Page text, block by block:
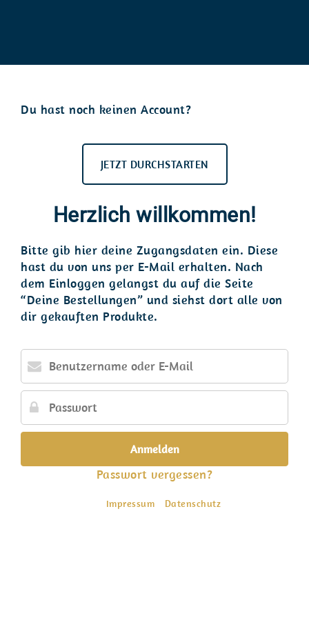
Du hast noch keinen Account?
JETZT DURCHSTARTEN
Herzlich willkommen!
Bitte gib hier deine Zugangsdaten ein. Diese
hast du von uns per E-Mail erhalten. Nach
dem Einloggen gelangst du auf die Seite
“Deine Bestellungen” und siehst dort alle von
dir gekauften Produkte.
Benutzername
oder
E-
Mail
Passwort
Passwort vergessen?
Impressum Datenschutz